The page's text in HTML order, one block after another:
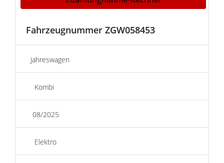
Fahrzeugnummer ZGW058453
Jahreswagen
Kombi
08/2025
Elektro